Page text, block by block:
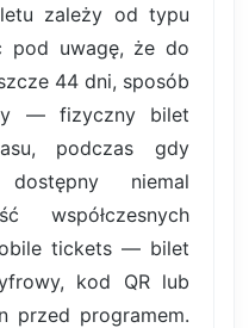
zależy od typu
pod uwagę, że do
44 dni, sposób
— fizyczny bilet
podczas gdy
niemal
współczesnych
tickets — bilet
kod QR lub
przed programem.